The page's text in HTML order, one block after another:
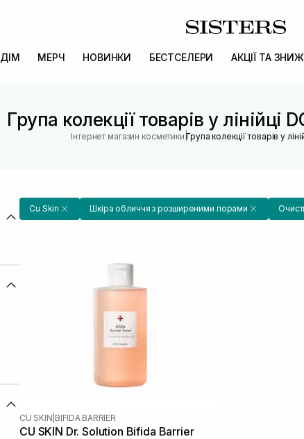
ДІМ МЕРЧ НОВИНКИ БЕСТСЕЛЕРИ АКЦІЇ ТА
Група колекції товарів у лінійці
Інтернет магазин косметики |Група колекції товарів у
Cu Skin Шкіра обличчя з розширеними порами
CU SKIN BIFIDA BARRIER
CU SKIN Dr. Solution Bifida Barrier